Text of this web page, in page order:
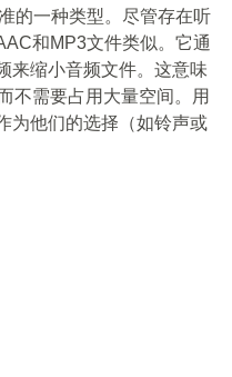
的一种类型。尽管存在听
和MP3文件类似。它通
来缩小音频文件。这意味
不需要占用大量空间。用
为他们的选择（如铃声或